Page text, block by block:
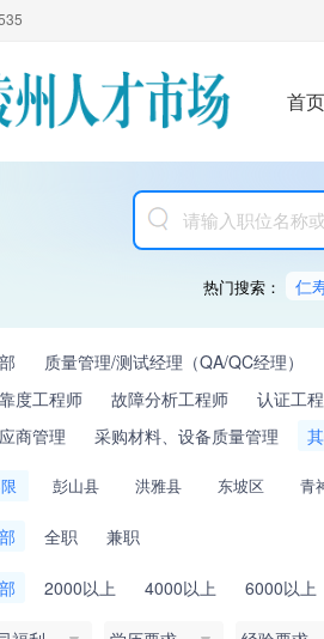
首页
热门搜索： 仁
质量管理/测试经理（QA/QC经理）
度工程师
故障分析工程师 认证工
商管理
采购材料、设备质量管理
彭山县 洪雅县 东坡区 青
全职 兼职
2000以上 4000以上 6000以上